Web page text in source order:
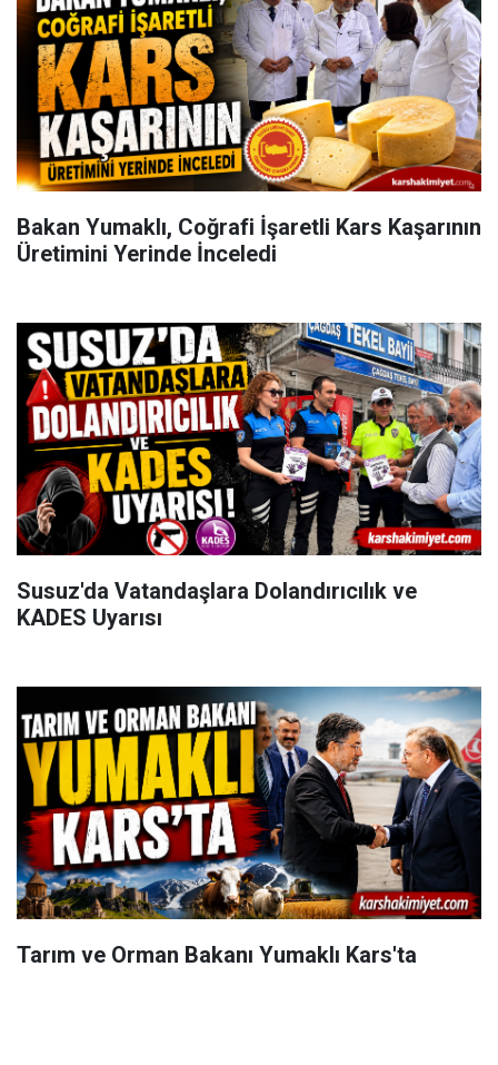
Bakan Yumaklı, Coğrafi İşaretli Kars Kaşarının
Üretimini Yerinde İnceledi
Susuz'da Vatandaşlara Dolandırıcılık ve
KADES Uyarısı
Tarım ve Orman Bakanı Yumaklı Kars'ta